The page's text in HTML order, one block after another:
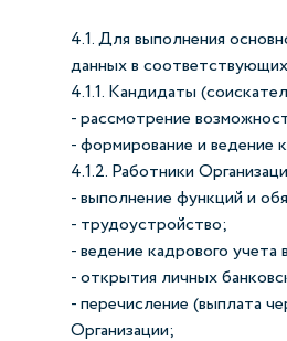
4.1. Для выполнения
данных в
4.1.1. Кандидаты
- рассмотрение
- формирование и ведение
4.1.2. Работники
- выполнение функций и
- трудоустройство;
- ведение кадрового
- открытия личных
- перечисление (выплата
Организации;